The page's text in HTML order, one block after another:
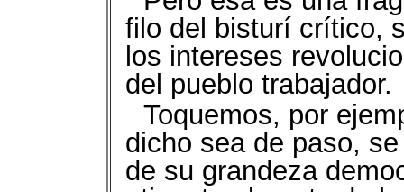
filo del bisturí crítico,
los intereses
del pueblo trabajador.
Toquemos, por
dicho sea de paso,
de su grandeza